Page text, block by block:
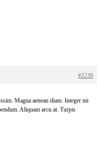
#2239
Magna aenean diam. Integer mi
Aliquam arcu at. Turpis